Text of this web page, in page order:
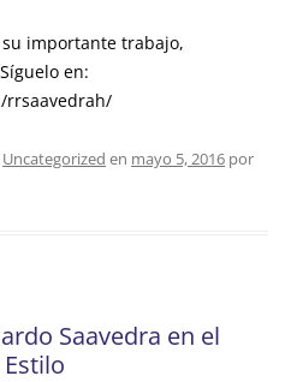
importante trabajo,
en:
rrsaavedrah/
Uncategorized en mayo 5, 2016 por
Saavedra en el